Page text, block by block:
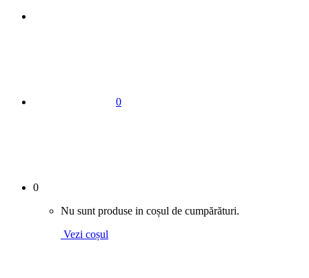
0
0
Nu sunt produse in coșul de cumpărături.
Vezi coșul